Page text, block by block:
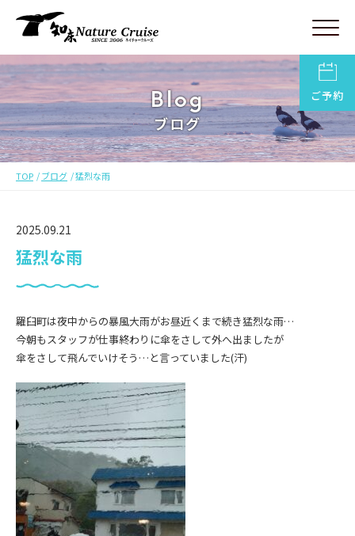
ご予約
Blog
ブログ
TOP ブログ 猛烈な雨
2025.09.21
猛烈な雨
羅臼町は夜中からの暴風大雨がお昼近くまで続き猛烈な雨…
今朝もスタッフが仕事終わりに傘をさして外へ出ましたが
傘をさして飛んでいけそう…と言っていました(汗)